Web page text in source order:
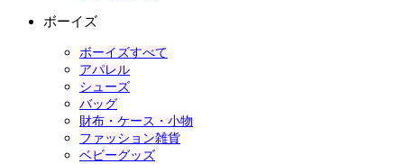
ボーイズ
ボーイズすべて
アパレル
シューズ
バッグ
財布・ケース・小物
ファッション雑貨
ベビーグッズ